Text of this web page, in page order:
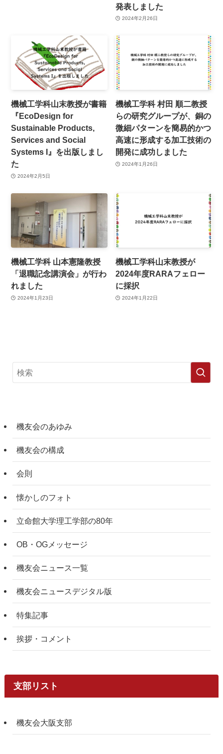
発表しました
2024年2月26日
機械工学科山末教授が書籍
『EcoDesign for
Sustainable Products,
Services and Social
Systems I』を出版しまし
た
2024年2月5日
機械工学科 村田 順二教授
らの研究グループが、銅の
微細パターンを簡易的かつ
高速に形成する加工技術の
開発に成功しました
2024年1月26日
機械工学科 山本憲隆教授
「退職記念講演会」が行わ
れました
2024年1月23日
機械工学科山末教授が
2024年度RARAフェロー
に採択
2024年1月22日
機友会のあゆみ
機友会の構成
会則
懐かしのフォト
立命館大学理工学部の80年
OB・OGメッセージ
機友会ニュース一覧
機友会ニュースデジタル版
特集記事
挨拶・コメント
支部リスト
機友会大阪支部